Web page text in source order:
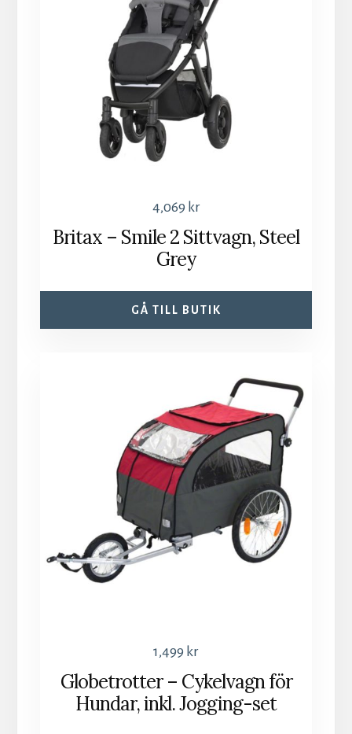
4,069 kr
Britax – Smile 2 Sittvagn, Steel
Grey
GÅ TILL BUTIK
1,499 kr
Globetrotter – Cykelvagn för
Hundar, inkl. Jogging-set